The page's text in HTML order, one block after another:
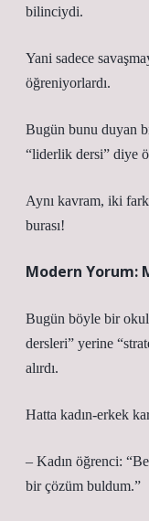
bilinciydi.
Yani sadece
öğreniyorlardı.
Bugün bunu duyan
“liderlik dersi” diye
Aynı kavram, iki
burası!
Modern Yorum:
Bugün böyle bir
dersleri” yerine
alırdı.
Hatta kadın-erkek
– Kadın öğrenci:
bir çözüm buldum.”